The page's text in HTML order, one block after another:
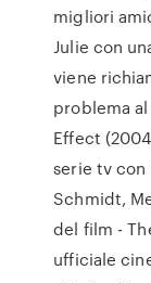
migliori
Julie con
viene
problema
Effect
serie tv con
Schmidt,
del film -
ufficiale